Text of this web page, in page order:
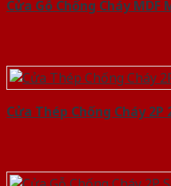
Cửa Gỗ Chống Cháy
Cửa Thép Chống Cháy